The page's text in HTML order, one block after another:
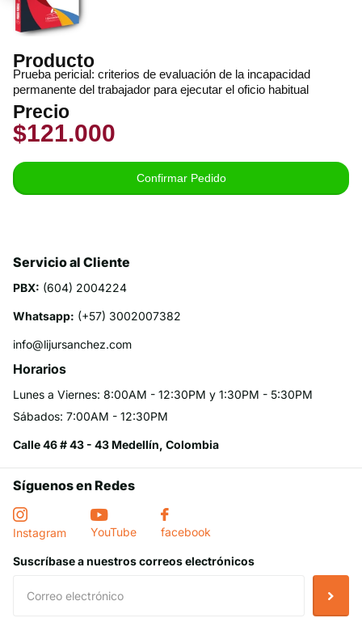
Producto
Prueba pericial: criterios de evaluación de la incapacidad
permanente del trabajador para ejecutar el oficio habitual
Precio
$121.000
Confirmar Pedido
Servicio al Cliente
PBX: (604) 2004224
Whatsapp: (+57) 3002007382
info@lijursanchez.com
Horarios
Lunes a Viernes: 8:00AM - 12:30PM y 1:30PM - 5:30PM
Sábados: 7:00AM - 12:30PM
Calle 46 # 43 - 43 Medellín, Colombia
Síguenos en Redes
Instagram YouTube facebook
Suscríbase a nuestros correos electrónicos